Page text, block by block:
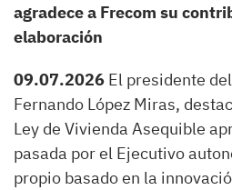
agradece a Frecom su
elaboración
09.07.2026 El presidente
Fernando López Miras,
Ley de Vivienda Asequible
pasada por el Ejecutivo
propio basado en la